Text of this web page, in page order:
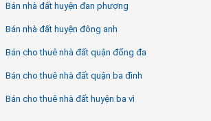
Bán nhà đất huyện đan phượng
Bán nhà đất huyện đông anh
Bán cho thuê nhà đất quận đống đa
Bán cho thuê nhà đất quận ba đình
Bán cho thuê nhà đất huyện ba vì